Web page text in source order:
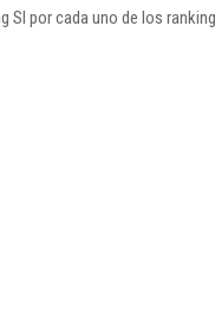
por cada uno de los